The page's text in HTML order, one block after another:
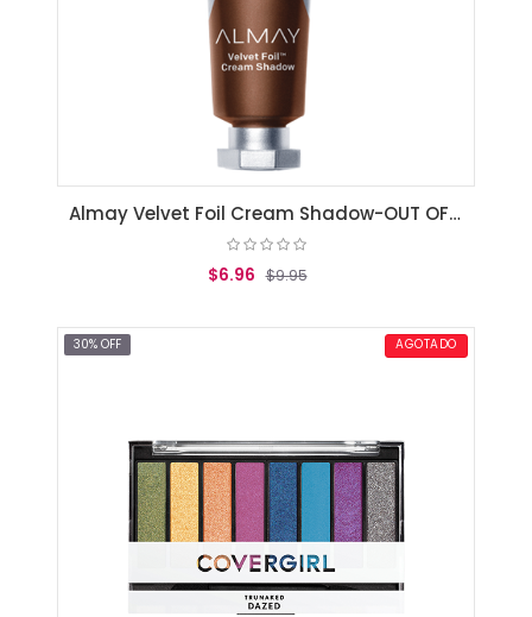
Almay Velvet Foil Cream Shadow-OUT OF THE WOODS (080)
$6.96 $9.95
30% OFF AGOTADO